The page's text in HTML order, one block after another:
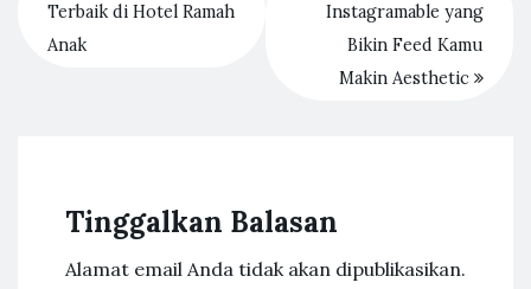
Terbaik di Hotel Ramah
Anak
Instagramable yang
Bikin Feed Kamu
Makin Aesthetic
Tinggalkan Balasan
Alamat email Anda tidak akan dipublikasikan.